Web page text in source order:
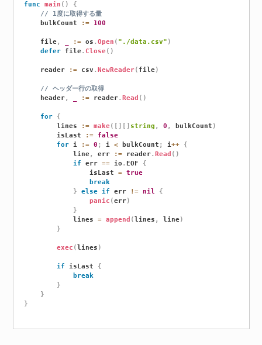
func main ( )
{
// 1度に取得する量
	bulkCount
:= 100
	file
, := os . Open ( "./data.csv" )
defer file. Close( )
	reader
:= csv . NewReader( file)
// ヘッダー行の取得
	header
, := reader. Read ( )
for
{
		lines
:= make( string , 0 , bulkCount )
		isLast
:=
false
for i := 0 ; i < bulkCount ; i++
{
			line
, err := reader. Read ( )
if err == io . EOF
{
				isLast
= true
break
}
else if err != nil
{
panic (err)
}
			lines
= append ( lines , line)
}
exec ( lines )
if isLast
{
break
}
}
}